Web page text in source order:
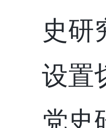
史研
设置
党史